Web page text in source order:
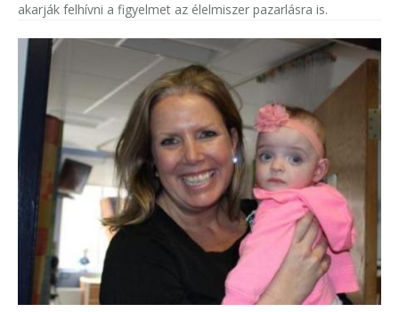
akarják felhívni a figyelmet az élelmiszer pazarlásra is.